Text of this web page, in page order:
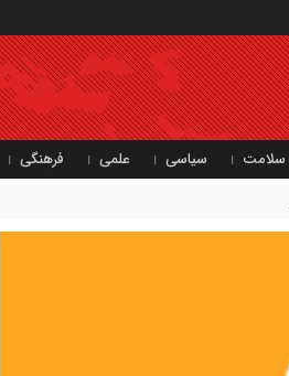
سلامت سیاسی علمی فرهنگی